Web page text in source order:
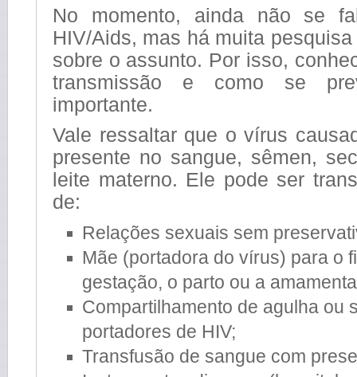
No momento, ainda não se
HIV/Aids, mas há muita
sobre o assunto. Por isso,
transmissão e como se
importante.
Vale ressaltar que o vírus
presente no sangue, sêmen,
leite materno. Ele pode ser
de:
Relações sexuais sem
Mãe (portadora do vírus) para o
gestação, o parto ou a
Compartilhamento de agulha ou
portadores de HIV;
Transfusão de sangue com